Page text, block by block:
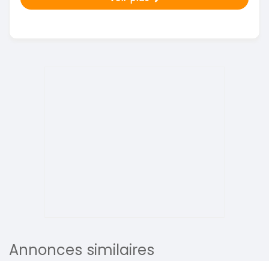
Annonces similaires